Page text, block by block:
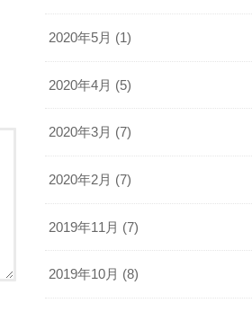
2020年5月 (1)
2020年4月 (5)
2020年3月 (7)
2020年2月 (7)
2019年11月 (7)
2019年10月 (8)